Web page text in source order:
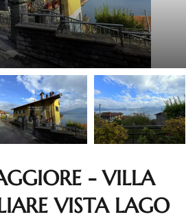
- VILLA
VISTA LAGO